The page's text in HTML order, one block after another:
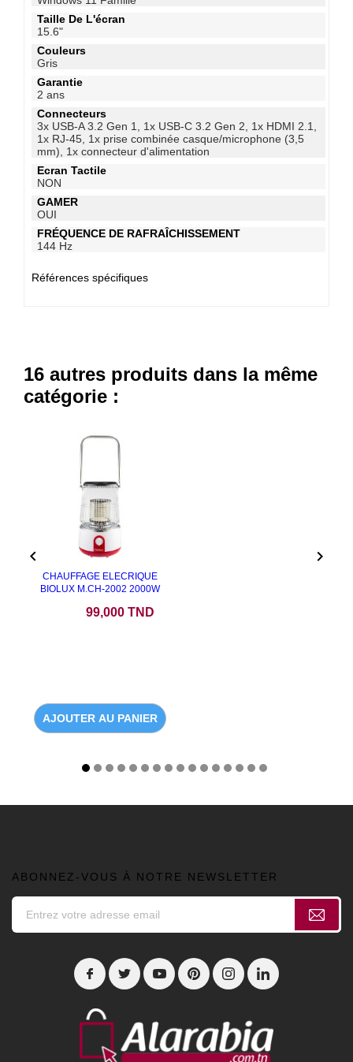
Taille De L'écran
15.6"
Couleurs
Gris
Garantie
2 ans
Connecteurs
3x USB-A 3.2 Gen 1, 1x USB-C 3.2 Gen 2, 1x HDMI 2.1,
1x RJ-45, 1x prise combinée casque/microphone (3,5
mm), 1x connecteur d'alimentation
Ecran Tactile
NON
GAMER
OUI
FRÉQUENCE DE RAFRAÎCHISSEMENT
144 Hz
Références spécifiques
16 autres produits dans la même
catégorie :
CHAUFFAGE ELECRIQUE
BIOLUX M.CH-2002 2000W
99,000 TND
AJOUTER AU PANIER
 
ABONNEZ-VOUS À NOTRE NEWSLETTER